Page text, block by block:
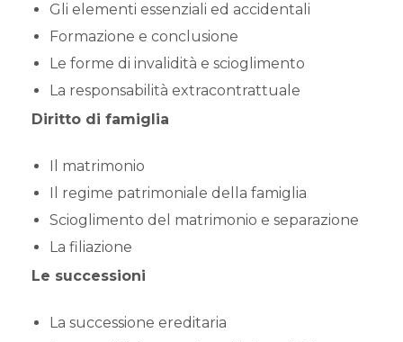
Gli elementi essenziali ed accidentali
Formazione e conclusione
Le forme di invalidità e scioglimento
La responsabilità extracontrattuale
Diritto di famiglia
Il matrimonio
Il regime patrimoniale della famiglia
Scioglimento del matrimonio e separazione
La filiazione
Le successioni
La successione ereditaria